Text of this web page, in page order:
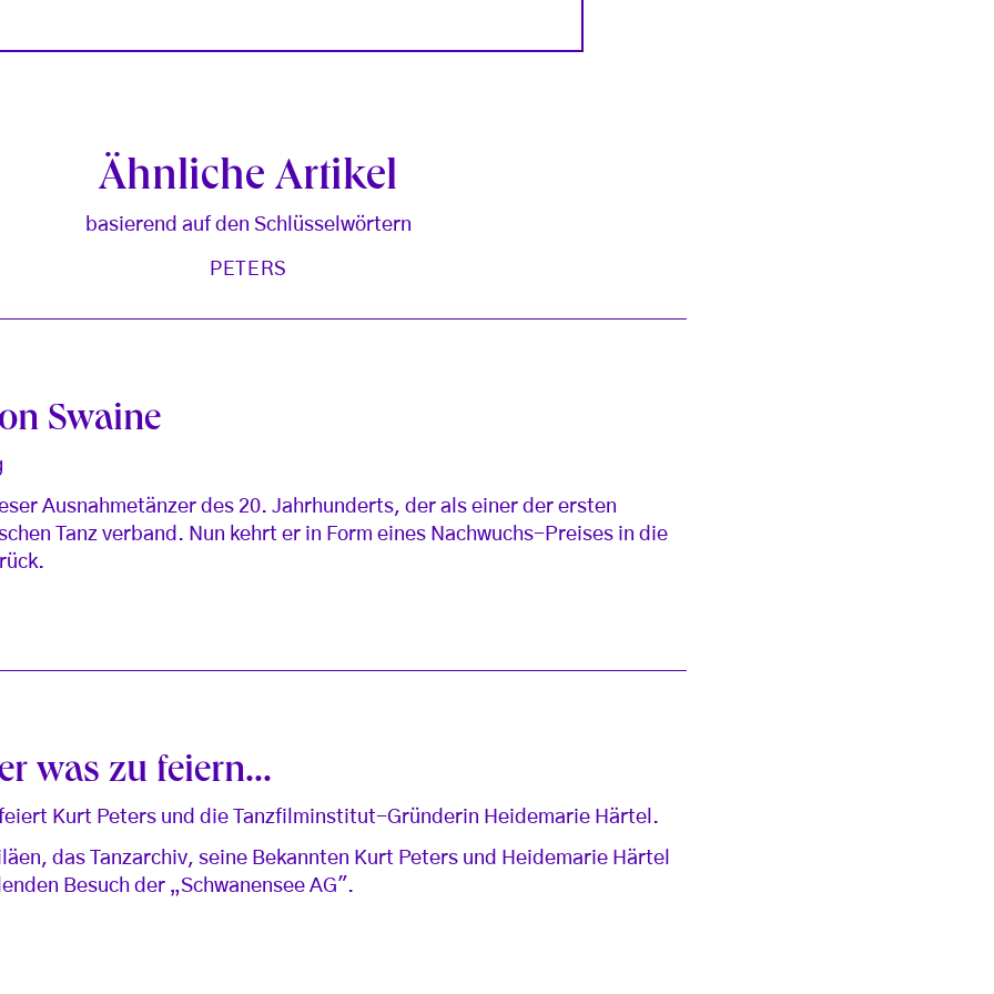
Ähnliche Artikel
basierend auf den Schlüsselwörtern
PETERS
Swaine
Ausnahmetänzer des 20. Jahrhunderts, der als einer der ersten
Tanz verband. Nun kehrt er in Form eines Nachwuchs-Preises in die
was zu feiern...
Kurt Peters und die Tanzfilminstitut-Gründerin Heidemarie Härtel.
das Tanzarchiv, seine Bekannten Kurt Peters und Heidemarie Härtel
Besuch der „Schwanensee AG".